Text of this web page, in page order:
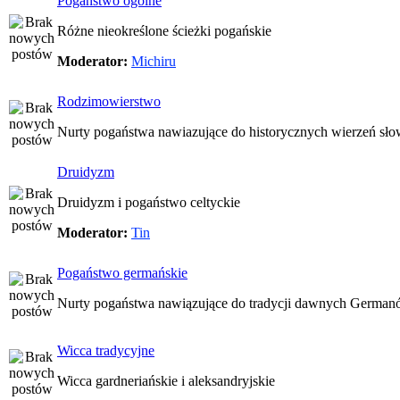
Różne nieokreślone ścieżki pogańskie
Moderator: Michiru
Rodzimowierstwo
Nurty pogaństwa nawiazujące do historycznych wierzeń
Druidyzm
Druidyzm i pogaństwo celtyckie
Moderator: Tin
Pogaństwo germańskie
Nurty pogaństwa nawiązujące do tradycji dawnych
Wicca tradycyjne
Wicca gardneriańskie i aleksandryjskie